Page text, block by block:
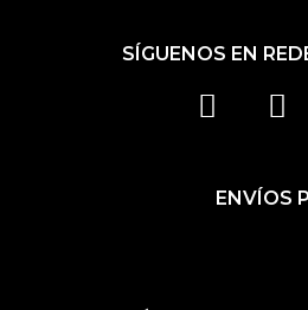
SÍGUENOS EN
F
C
E
I
S
T
ENVÍOS